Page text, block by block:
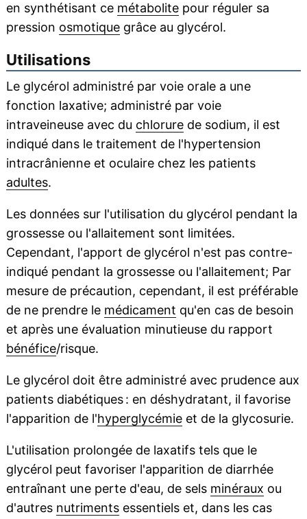
en synthétisant ce métabolitepour réguler sa
pression osmotiquegrâce au glycérol.
Utilisations
Le glycérol administré par voie orale a une
fonction laxative; administré par voie
intraveineuse avec du chlorurede sodium, il est
indiqué dans le traitement de l'hypertension
intracrânienne et oculaire chez les patients
adultes.
Les données sur l'utilisation du glycérol pendant la
grossesse ou l'allaitement sont limitées.
Cependant, l'apport de glycérol n'est pas contre-
indiqué pendant la grossesse ou l'allaitement; Par
mesure de précaution, cependant, il est préférable
de ne prendre le médicament qu'en cas de besoin
et après une évaluation minutieuse du rapport
bénéfice/risque.
Le glycérol doit être administré avec prudence aux
patients diabétiques : en déshydratant, il favorise
l'apparition de l'hyperglycémieet de la glycosurie.
L'utilisation prolongée de laxatifs tels que le
glycérol peut favoriser l'apparition de diarrhée
entraînant une perte d'eau, de sels minéraux ou
d'autres nutrimentsessentiels et, dans les cas